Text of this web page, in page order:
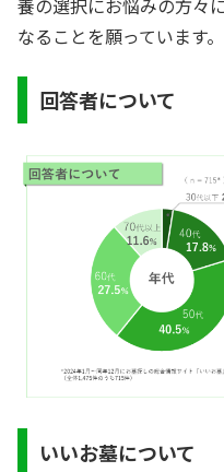
養の選択にお悩みの方々
なることを願っています。
回答者について
いいお墓について